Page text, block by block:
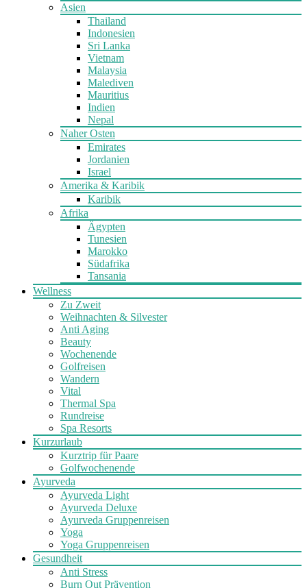
Asien
Thailand
Indonesien
Sri Lanka
Vietnam
Malaysia
Malediven
Mauritius
Indien
Nepal
Naher Osten
Emirates
Jordanien
Israel
Amerika & Karibik
Karibik
Afrika
Ägypten
Tunesien
Marokko
Südafrika
Tansania
Wellness
Zu Zweit
Weihnachten & Silvester
Anti Aging
Beauty
Wochenende
Golfreisen
Wandern
Vital
Thermal Spa
Rundreise
Spa Resorts
Kurzurlaub
Kurztrip für Paare
Golfwochenende
Ayurveda
Ayurveda Light
Ayurveda Deluxe
Ayurveda Gruppenreisen
Yoga
Yoga Gruppenreisen
Gesundheit
Anti Stress
Burn Out Prävention